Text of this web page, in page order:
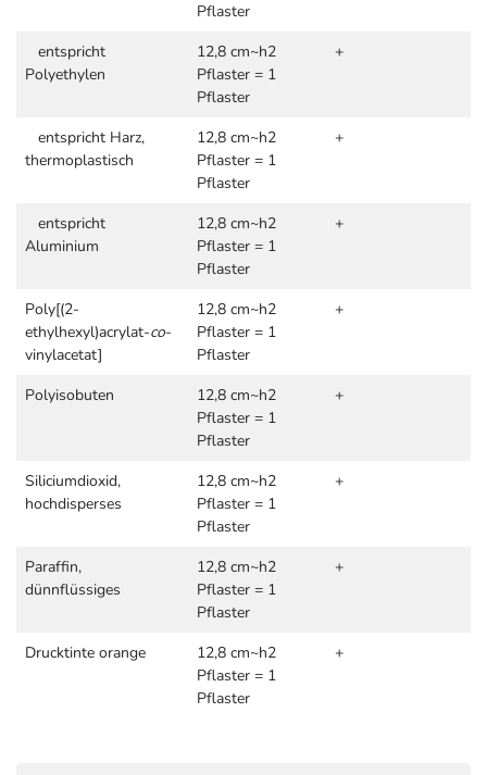
Pflaster
entspricht
Polyethylen
12,8 cm~h2
Pflaster = 1
Pflaster
+
entspricht Harz,
thermoplastisch
12,8 cm~h2
Pflaster = 1
Pflaster
+
entspricht
Aluminium
12,8 cm~h2
Pflaster = 1
Pflaster
+
Poly[(2-
ethylhexyl)acrylat-co-
vinylacetat]
12,8 cm~h2
Pflaster = 1
Pflaster
+
Polyisobuten
12,8 cm~h2
Pflaster = 1
Pflaster
+
Siliciumdioxid,
hochdisperses
12,8 cm~h2
Pflaster = 1
Pflaster
+
Paraffin,
dünnflüssiges
12,8 cm~h2
Pflaster = 1
Pflaster
+
Drucktinte orange
12,8 cm~h2
Pflaster = 1
Pflaster
+